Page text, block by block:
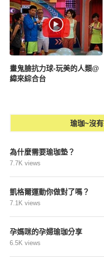
畫鬼臉抗力球-玩美的人類@
緯來綜合台
瑜珈~沒
為什麼需要瑜珈墊？
7.7K views
凱格爾運動你做對了嗎？
7.1K views
孕媽咪的孕婦瑜珈分享
6.5K views